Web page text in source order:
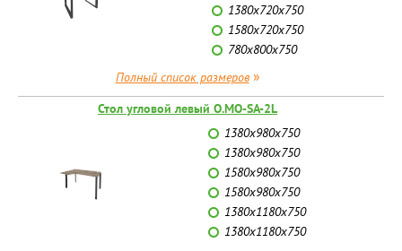
1380х720х750
1580х720х750
780х800х750
Полный список размеров»
Стол угловой левый O.MO-SA-2L
1380х980х750
1380х980х750
1580х980х750
1580х980х750
1380х1180х750
1380х1180х750